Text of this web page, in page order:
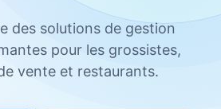
des solutions de gestion
pour les grossistes,
vente et restaurants.